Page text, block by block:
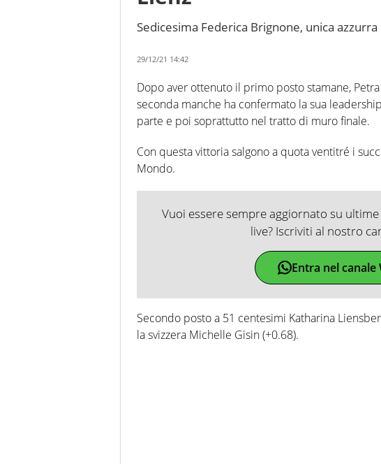
Sedicesima Federica Brignone, unica
29/12/21 14:42
Dopo aver ottenuto il primo posto stamane,
seconda manche ha confermato la sua
parte e poi soprattutto nel tratto di muro finale.
Con questa vittoria salgono a quota ventitré i
Mondo.
Vuoi essere sempre aggiornato su
live? Iscriviti al nostro
Entra nel canale
Secondo posto a 51 centesimi Katharina
la svizzera Michelle Gisin (+0.68).